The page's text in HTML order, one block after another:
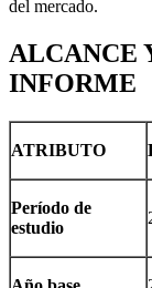
del mercado.
ALCANCE
INFORME
ATRIBUTO
Período de
estudio